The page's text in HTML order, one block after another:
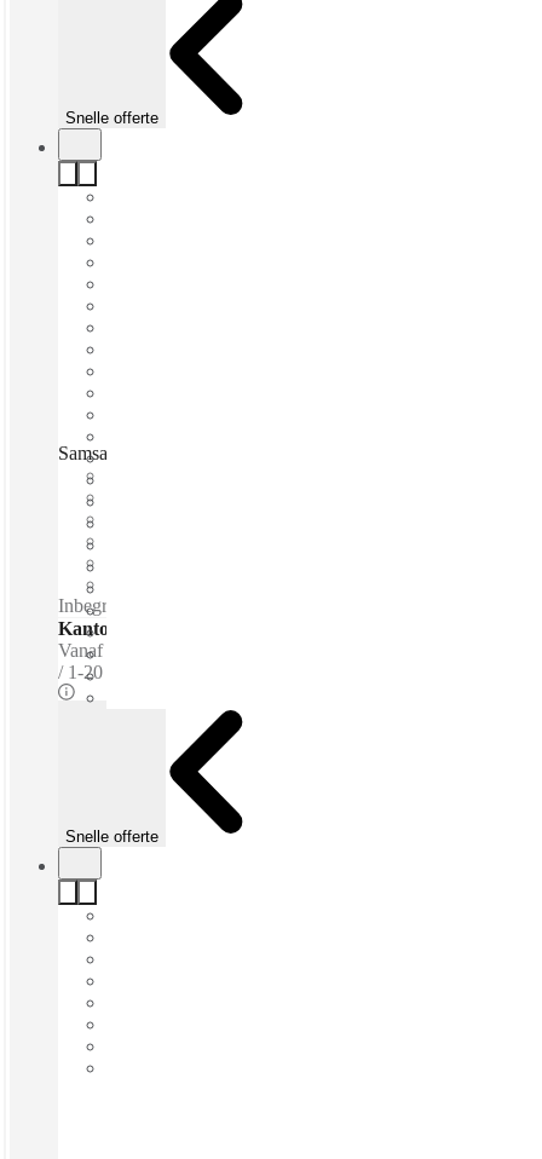
Snelle offerte
Samsam Offices, Amsterdam, 1043 EX
Inbegrepen diensten / Privékantoren 24 uur per dag toegang
Kantoren - Gemeubileerde
Vanaf
1-20 prsns
Snelle offerte